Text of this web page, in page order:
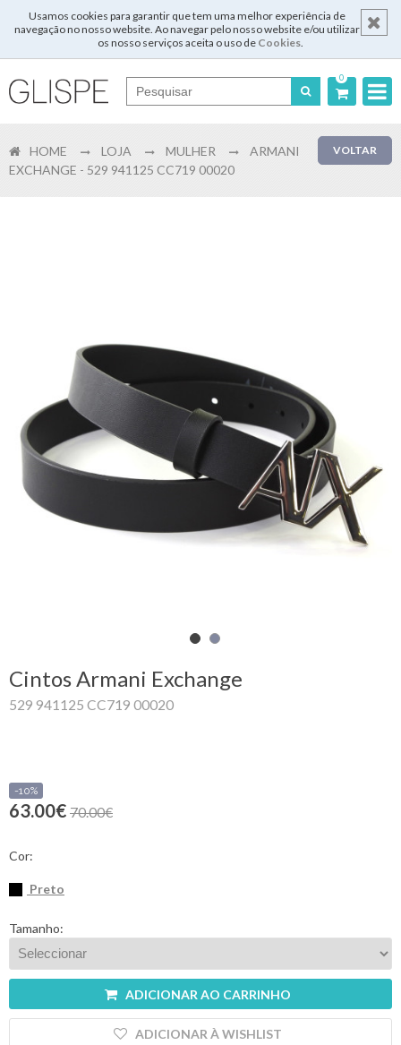
Usamos cookies para garantir que tem uma melhor experiência de
navegação no nosso website. Ao navegar pelo nosso website e/ou utilizar
os nosso serviços aceita o uso de Cookies.
0
English
Registar
Carrinho
de
compras
Marcas
Outlet
VOLTAR
HOME LOJA MULHER
ARMANI
EXCHANGE - 529 941125 CC719 00020
Cintos Armani Exchange
529 941125 CC719 00020
-10%
63.00€ 70.00€
Cor:
Preto
Tamanho:
ADICIONAR AO CARRINHO
ADICIONAR À WISHLIST